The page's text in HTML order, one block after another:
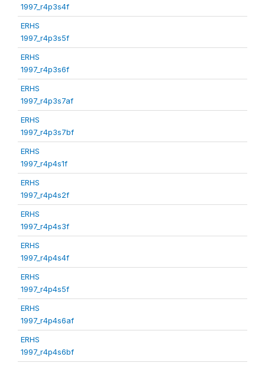
1997_r4p3s4f
ERHS
1997_r4p3s5f
ERHS
1997_r4p3s6f
ERHS
1997_r4p3s7af
ERHS
1997_r4p3s7bf
ERHS
1997_r4p4s1f
ERHS
1997_r4p4s2f
ERHS
1997_r4p4s3f
ERHS
1997_r4p4s4f
ERHS
1997_r4p4s5f
ERHS
1997_r4p4s6af
ERHS
1997_r4p4s6bf